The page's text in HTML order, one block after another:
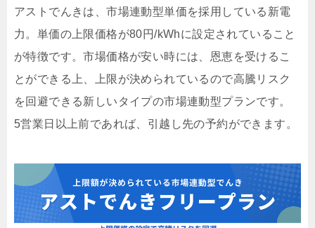
アストでんきは、市場連動型単価を採用している新電
力。単価の上限価格が80円/kWhに設定されていること
が特徴です。市場価格が安い時には、恩恵を受けるこ
とができる上、上限が決められているので高騰リスク
を回避できる新しいタイプの市場連動型プランです。
5営業日以上前であれば、引越し先の予約ができます。